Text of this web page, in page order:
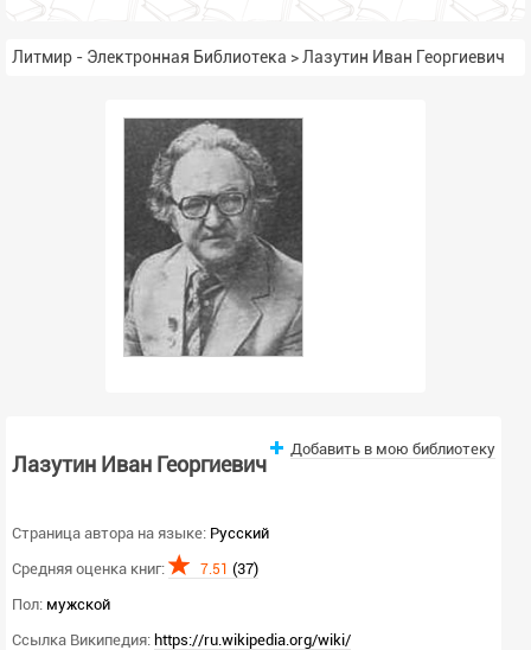
Литмир - Электронная Библиотека > Лазутин Иван Георгиевич
Лазутин Иван Георгиевич
Добавить в мою библиотеку
Страница автора на языке: Русский
Средняя оценка книг:
7.51 (37)
Пол: мужской
Ссылка Википедия: https://ru.wikipedia.org/wiki/